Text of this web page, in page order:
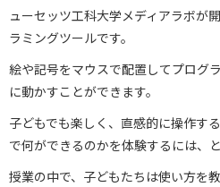
ューセッツ工科大学メディアラボが
ラミングツールです。
絵や記号をマウスで配置してプログ
に動かすことができます。
子どもでも楽しく、直感的に操作す
で何ができるのかを体験するには、
授業の中で、子どもたちは使い方を